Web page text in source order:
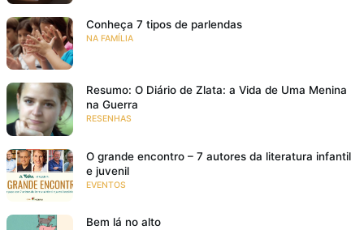
Conheça 7 tipos de parlendas
NA FAMÍLIA
Resumo: O Diário de Zlata: a Vida de Uma Menina
na Guerra
RESENHAS
O grande encontro – 7 autores da literatura infantil
e juvenil
EVENTOS
Bem lá no alto